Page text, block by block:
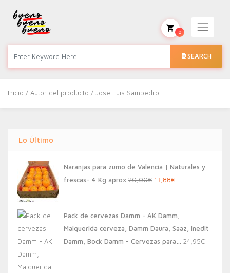
SEARCH
0
Inicio / Autor del producto / Jose Luis Sampedro
Lo Último
Naranjas para zumo de Valencia | Naturales y
frescas- 4 Kg aprox 20,00€ El
era:
20,00€.
13,88€El
es:
13,88€.
Pack de cervezas Damm - AK Damm,
Malquerida cerveza, Damm Daura, Saaz, Inedit
Damm, Bock Damm - Cervezas para… 24,95€